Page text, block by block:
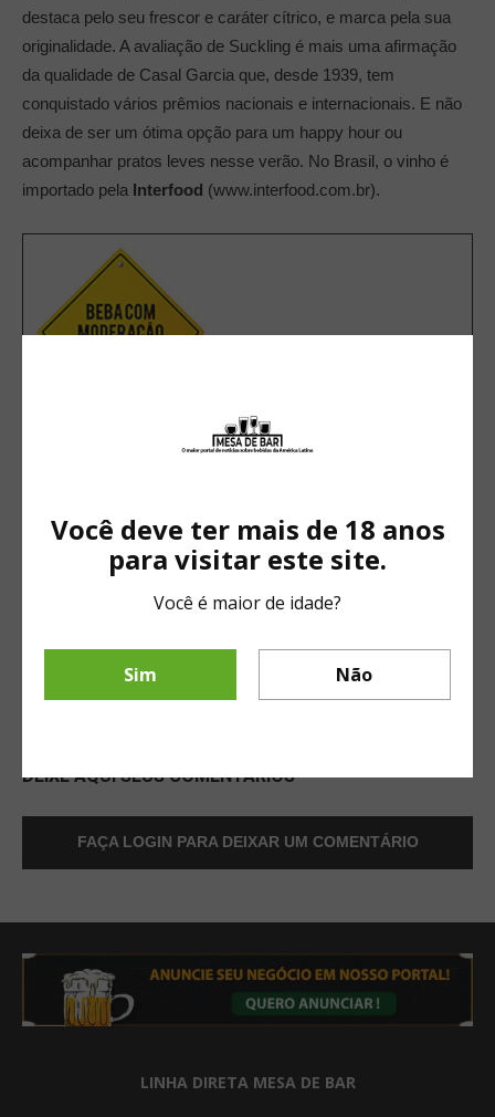
destaca pelo seu frescor e caráter cítrico, e marca pela sua
originalidade. A avaliação de Suckling é mais uma afirmação
da qualidade de Casal Garcia que, desde 1939, tem
conquistado vários prêmios nacionais e internacionais. E não
deixa de ser um ótima opção para um happy hour ou
acompanhar pratos leves nesse verão. No Brasil, o vinho é
importado pela Interfood (www.interfood.com.br).
leonardo@portalmesadebar.com.br
DEIXE AQUI SEUS COMENTÁRIOS
FAÇA LOGIN PARA DEIXAR UM COMENTÁRIO
LINHA DIRETA MESA DE BAR
Você deve ter mais de 18 anos
para visitar este site.
Você é maior de idade?
Sim Não